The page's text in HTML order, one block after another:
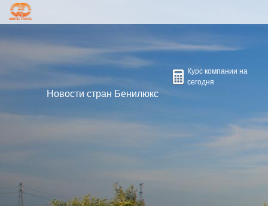
ДЕЛОВОЙ ТУРИЗМ
ВИЗЫ
Курс компании на
сегодня
Новости стран Бенилюкс